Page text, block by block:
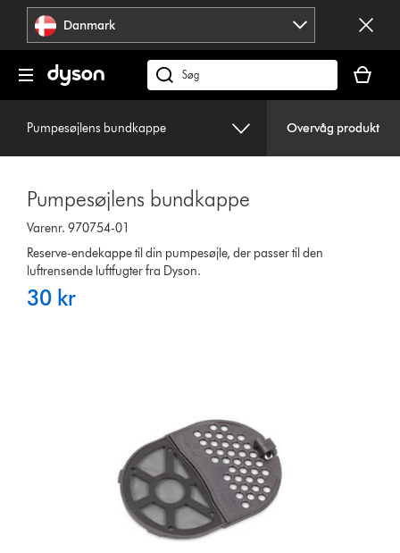
Spring
navigation
Danmark
Søg
på
dyson.dk
er
tom
Pumpesøjlens bundkappe
Overvåg produkt
Pumpesøjlens bundkappe
Varenr. 970754-01
Reserve-endekappe til din pumpesøjle, der passer til den
luftrensende luftfugter fra Dyson.
30 kr